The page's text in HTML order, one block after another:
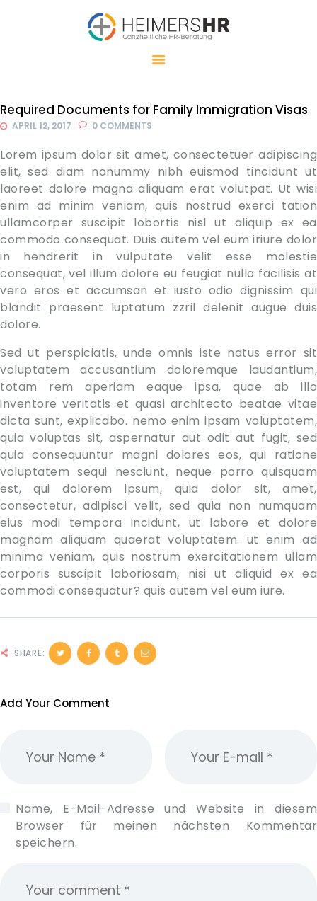
HEIMERSHR
MEINE
HERANGEHENSWEISE
WHOLE BRAIN
THINKING®
ÜBER MICH
KONTAKT
Required Documents for Family Immigration Visas
APRIL 12, 2017 0 COMMENTS
Lorem ipsum dolor sit amet, consectetuer adipiscing
elit, sed diam nonummy nibh euismod tincidunt ut
laoreet dolore magna aliquam erat volutpat. Ut wisi
enim ad minim veniam, quis nostrud exerci tation
ullamcorper suscipit lobortis nisl ut aliquip ex ea
commodo consequat. Duis autem vel eum iriure dolor
in hendrerit in vulputate velit esse molestie
consequat, vel illum dolore eu feugiat nulla facilisis at
vero eros et accumsan et iusto odio dignissim qui
blandit praesent luptatum zzril delenit augue duis
dolore.
Sed ut perspiciatis, unde omnis iste natus error sit
voluptatem accusantium doloremque laudantium,
totam rem aperiam eaque ipsa, quae ab illo
inventore veritatis et quasi architecto beatae vitae
dicta sunt, explicabo. nemo enim ipsam voluptatem,
quia voluptas sit, aspernatur aut odit aut fugit, sed
quia consequuntur magni dolores eos, qui ratione
voluptatem sequi nesciunt, neque porro quisquam
est, qui dolorem ipsum, quia dolor sit, amet,
consectetur, adipisci velit, sed quia non numquam
eius modi tempora incidunt, ut labore et dolore
magnam aliquam quaerat voluptatem. ut enim ad
minima veniam, quis nostrum exercitationem ullam
corporis suscipit laboriosam, nisi ut aliquid ex ea
commodi consequatur? quis autem vel eum iure.
SHARE:
Add Your Comment
Name, E-Mail-Adresse und Website in diesem
Browser für meinen nächsten Kommentar
speichern.